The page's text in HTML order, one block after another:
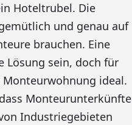
Hoteltrubel. Die
und genau auf
brauchen. Eine
Lösung sein, doch für
ideal.
Monteurunterkünfte
Industriegebieten